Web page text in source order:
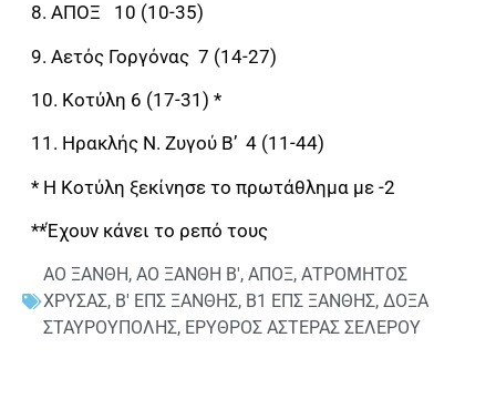
8. ΑΠΟΞ 10 (10-35)
9. Αετός Γοργόνας 7 (14-27)
10. Κοτύλη 6 (17-31) *
11. Ηρακλής Ν. Ζυγού Β’ 4 (11-44)
* Η Κοτύλη ξεκίνησε το πρωτάθλημα με -2
**Έχουν κάνει το ρεπό τους
ΑΟ ΞΑΝΘΗ, ΑΟ ΞΑΝΘΗ Β', ΑΠΟΞ, ΑΤΡΟΜΗΤΟΣ
ΧΡΥΣΑΣ, Β' ΕΠΣ ΞΑΝΘΗΣ, Β1 ΕΠΣ ΞΑΝΘΗΣ, ΔΟΞΑ
ΣΤΑΥΡΟΥΠΟΛΗΣ, ΕΡΥΘΡΟΣ ΑΣΤΕΡΑΣ ΣΕΛΕΡΟΥ